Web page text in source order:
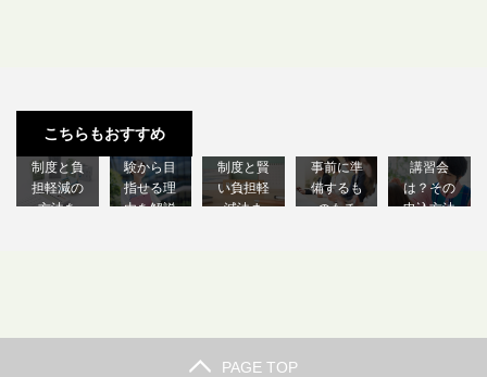
こちらもおすすめ
ってどれ
制度と負
担軽減の
方法を
んな内
容？未経
験から目
指せる理
由を解説
制度と賢
い負担軽
減法ま
事前に準
備するも
のもチ
講習会
は？その
申込方法
PAGE TOP